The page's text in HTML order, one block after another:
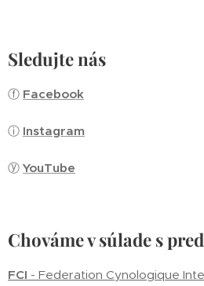
Sledujte nás
ⓕ Facebook
ⓘ Instagram
ⓨ YouTube
Chováme v súlade s
FCI - Federation Cynologique